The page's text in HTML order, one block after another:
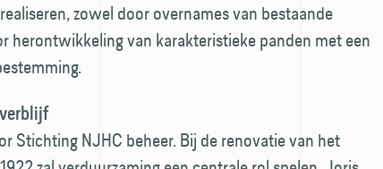
zowel door overnames van bestaande
herontwikkeling van karakteristieke panden met een
Stichting NJHC beheer. Bij de renovatie van het